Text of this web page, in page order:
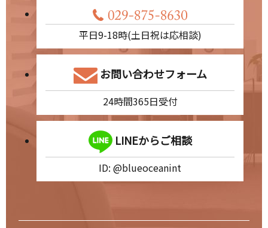
平日9-18時(土日祝は応相談)
お問い合わせフォーム
24時間365日受付
LINEからご相談
ID: @blueoceanint